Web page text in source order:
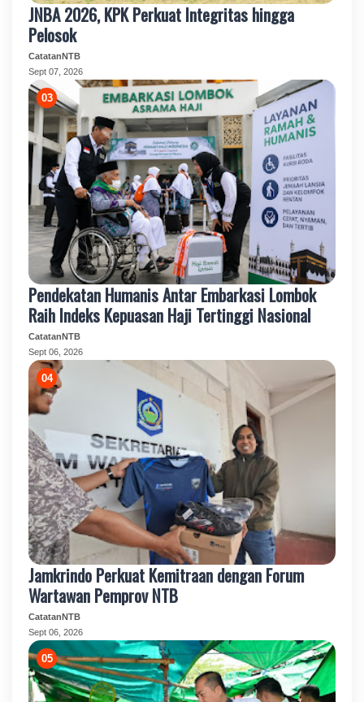
JNBA 2026, KPK Perkuat Integritas hingga
Pelosok
CatatanNTB
Sept 07, 2026
Pendekatan Humanis Antar Embarkasi Lombok
Raih Indeks Kepuasan Haji Tertinggi Nasional
CatatanNTB
Sept 06, 2026
Jamkrindo Perkuat Kemitraan dengan Forum
Wartawan Pemprov NTB
CatatanNTB
Sept 06, 2026